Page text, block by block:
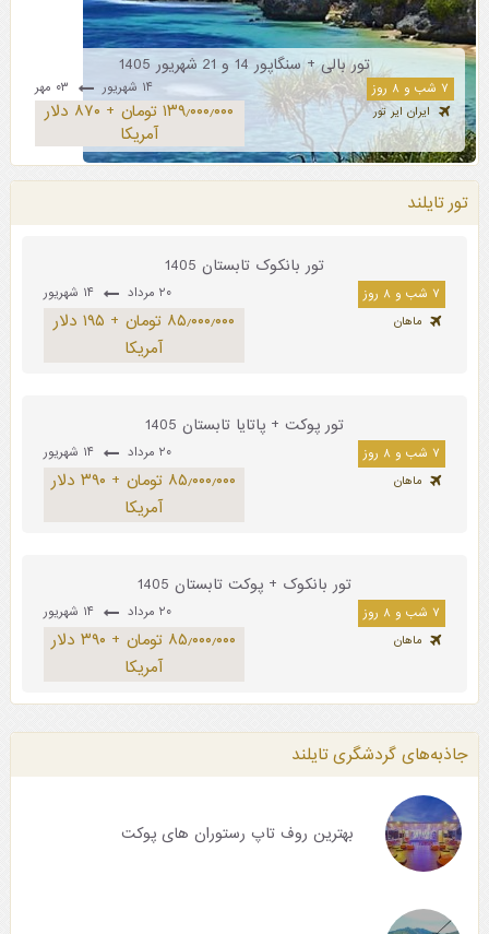
تور بالی + سنگاپور 14 و 21 شهریور 1405
۷ شب و ۸ روز ۱۴ شهریور
ایران ایر تور
۱۳۹٫۰۰۰٫۰۰۰ تومان + ۸۷۰ دلار
آمریکا
تور تایلند
تور بانکوک تابستان 1405
۷ شب و ۸ روز ۲۰ مرداد
ماهان
۸۵٫۰۰۰٫۰۰۰ تومان + ۱۹۵ دلار
آمریکا
تور پوکت + پاتایا تابستان 1405
۷ شب و ۸ روز ۲۰ مرداد
ماهان
۸۵٫۰۰۰٫۰۰۰ تومان + ۳۹۰ دلار
آمریکا
تور بانکوک + پوکت تابستان 1405
۷ شب و ۸ روز ۲۰ مرداد
ماهان
۸۵٫۰۰۰٫۰۰۰ تومان + ۳۹۰ دلار
آمریکا
جاذبه‌های گردشگری تایلند
بهترین روف تاپ رستوران های پوکت